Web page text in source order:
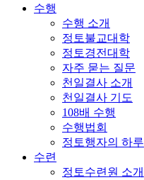
수행
수행 소개
정토불교대학
정토경전대학
자주 묻는 질문
천일결사 소개
천일결사 기도
108배 수행
수행법회
정토행자의 하루
수련
정토수련원 소개